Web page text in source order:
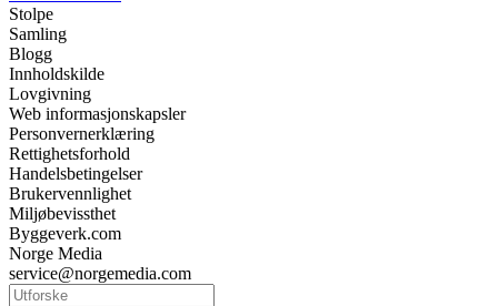
Stolpe
Samling
Blogg
Innholdskilde
Lovgivning
Web informasjonskapsler
Personvernerklæring
Rettighetsforhold
Handelsbetingelser
Brukervennlighet
Miljøbevissthet
Byggeverk.com
Norge Media
service@norgemedia.com